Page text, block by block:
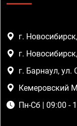
г.
г.
г. Барнаул, ул.
Кемеровский
Пн-Сб | 09:00 -